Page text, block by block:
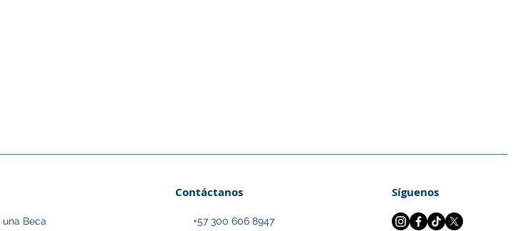
es que cada día más personas se interesen en las ciencias,
la región.
asistir a cada una de esas sesiones, por lo que te pedimos
Beca
Contáctanos
+57 300 606 8947
Síguenos